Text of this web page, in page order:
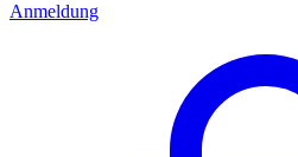
Anmeldung